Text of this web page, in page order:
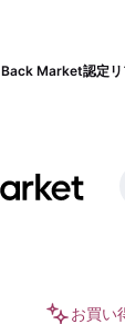
Back Market認定リ
お買い